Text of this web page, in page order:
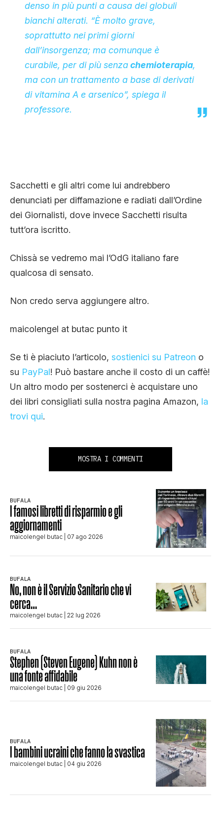
denso in più punti a causa dei globuli
bianchi alterati. “È molto grave,
soprattutto nei primi giorni
dall’insorgenza; ma comunque è
curabile, per di più senzachemioterapia,
ma con un trattamento a base di derivati
di vitamina A e arsenico”, spiega il
professore.
Sacchetti e gli altri come lui andrebbero
denunciati per diffamazione e radiati dall’Ordine
dei Giornalisti, dove invece Sacchetti risulta
tutt’ora iscritto.
Chissà se vedremo mai l’OdG italiano fare
qualcosa di sensato.
Non credo serva aggiungere altro.
maicolengel at butac punto it
Se ti è piaciuto l’articolo, sostienici su Patreon o
su PayPal! Può bastare anche il costo di un caffè!
Un altro modo per sostenerci è acquistare uno
dei libri consigliati sulla nostra pagina Amazon, la
trovi qui.
MOSTRA I COMMENTI
BUFALA
I famosi libretti di risparmio e gli
aggiornamenti
maicolengel butac | 07 ago 2026
BUFALA
No, non è il Servizio Sanitario che vi
cerca…
maicolengel butac | 22 lug 2026
BUFALA
Stephen (Steven Eugene) Kuhn non è
una fonte affidabile
maicolengel butac | 09 giu 2026
BUFALA
I bambini ucraini che fanno la svastica
maicolengel butac | 04 giu 2026